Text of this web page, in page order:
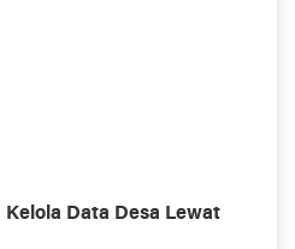
Kelola Data Desa Lewat